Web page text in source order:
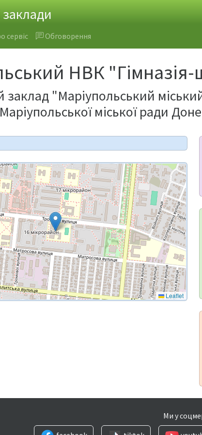
сервіс Обговорення
НВК
"Маріупольський
міської ради
Leaflet
Ми у